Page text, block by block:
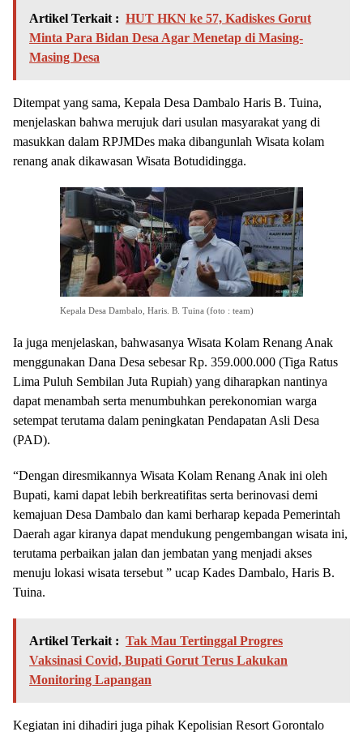
Artikel Terkait : HUT HKN ke 57, Kadiskes Gorut
Minta Para Bidan Desa Agar Menetap di Masing-
Masing Desa
Ditempat yang sama, Kepala Desa Dambalo Haris B. Tuina,
menjelaskan bahwa merujuk dari usulan masyarakat yang di
masukkan dalam RPJMDes maka dibangunlah Wisata kolam
renang anak dikawasan Wisata Botudidingga.
Kepala Desa Dambalo, Haris. B. Tuina (foto : team)
Ia juga menjelaskan, bahwasanya Wisata Kolam Renang Anak
menggunakan Dana Desa sebesar Rp. 359.000.000 (Tiga Ratus
Lima Puluh Sembilan Juta Rupiah) yang diharapkan nantinya
dapat menambah serta menumbuhkan perekonomian warga
setempat terutama dalam peningkatan Pendapatan Asli Desa
(PAD).
“Dengan diresmikannya Wisata Kolam Renang Anak ini oleh
Bupati, kami dapat lebih berkreatifitas serta berinovasi demi
kemajuan Desa Dambalo dan kami berharap kepada Pemerintah
Daerah agar kiranya dapat mendukung pengembangan wisata ini,
terutama perbaikan jalan dan jembatan yang menjadi akses
menuju lokasi wisata tersebut ” ucap Kades Dambalo, Haris B.
Tuina.
Artikel Terkait : Tak Mau Tertinggal Progres
Vaksinasi Covid, Bupati Gorut Terus Lakukan
Monitoring Lapangan
Kegiatan ini dihadiri juga pihak Kepolisian Resort Gorontalo